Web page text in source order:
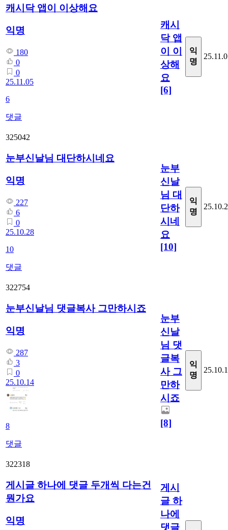
캐시닥 앱이 이상해요
익명
180
0
0
25.11.05
6
댓글
캐시
닥 앱
이 이
상해
요
[6]
익
명
325042
눈부신날님 대단하시네요
익명
227
6
0
25.10.28
10
댓글
눈부
신날
님 대
단하
시네
요
[10]
익
명
322754
눈부신날님 댓글복사 그만하시죠
익명
287
3
0
25.10.14
8
댓글
눈부
신날
님 댓
글복
사 그
만하
시죠
[8]
익
명
322318
게시글 하나에 댓글 두개씩 다는건
뭔가요
익명
게시
글 하
나에
댓글